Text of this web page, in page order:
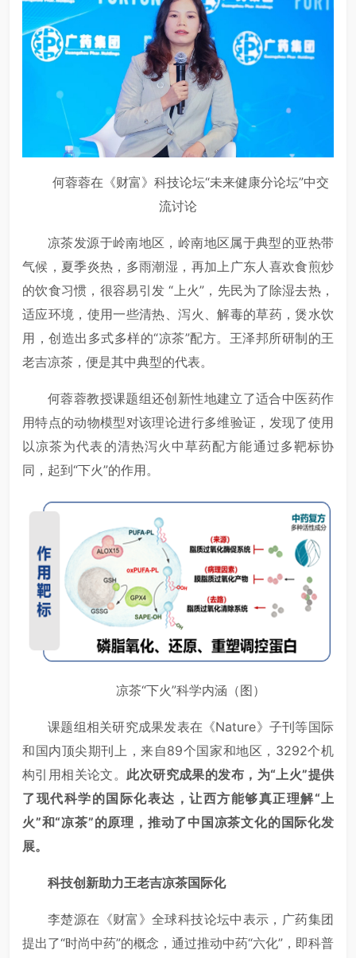
何蓉蓉在《财富》科技论坛“未来健康分论坛”中交
流讨论
凉茶发源于岭南地区，岭南地区属于典型的亚热带
气候，夏季炎热，多雨潮湿，再加上广东人喜欢食煎炒
的饮食习惯，很容易引发 “上火”，先民为了除湿去热，
适应环境，使用一些清热、泻火、解毒的草药，煲水饮
用，创造出多式多样的“凉茶”配方。王泽邦所研制的王
老吉凉茶，便是其中典型的代表。
何蓉蓉教授课题组还创新性地建立了适合中医药作
用特点的动物模型对该理论进行多维验证，发现了使用
以凉茶为代表的清热泻火中草药配方能通过多靶标协
同，起到“下火”的作用。
凉茶“下火”科学内涵（图）
课题组相关研究成果发表在《Nature》子刊等国际
和国内顶尖期刊上，来自89个国家和地区，3292个机
构引用相关论文。此次研究成果的发布，为“上火”提供
了现代科学的国际化表达，让西方能够真正理解“上
火”和“凉茶”的原理，推动了中国凉茶文化的国际化发
展。
科技创新助力王老吉凉茶国际化
李楚源在《财富》全球科技论坛中表示，广药集团
提出了“时尚中药”的概念，通过推动中药“六化”，即科普